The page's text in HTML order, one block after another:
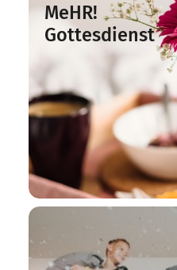
MeHR!
Gottesdienst